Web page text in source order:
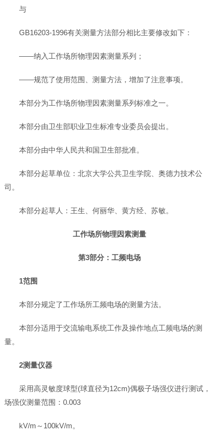
与
GB16203-1996有关测量方法部分相比主要修改如下：
——纳入工作场所物理因素测量系列；
——规范了使用范围、测量方法，增加了注意事项。
本部分为工作场所物理因素测量系列标准之一。
本部分由卫生部职业卫生标准专业委员会提出。
本部分由中华人民共和国卫生部批准。
本部分起草单位：北京大学公共卫生学院、奥德力技术公
司。
本部分起草人：王生、何丽华、黄方经、苏敏。
工作场所物理因素测量
第3部分：工频电场
1范围
本部分规定了工作场所工频电场的测量方法。
本部分适用于交流输电系统工作及操作地点工频电场的测
量。
2测量仪器
采用高灵敏度球型(球直径为12cm)偶极子场强仪进行测试，
场强仪测量范围：0.003
kV/m～100kV/m。